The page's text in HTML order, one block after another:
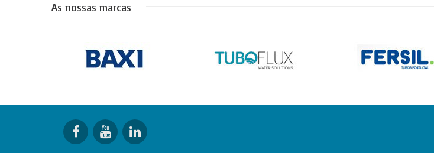
As nossas marcas